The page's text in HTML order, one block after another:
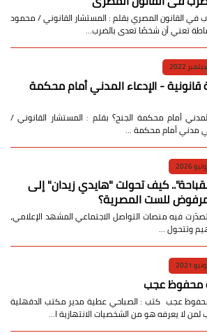
في القانون المصري بقلم : المستشار القانوني / محمود
تعني أن شخصًا تعدى بالضرب…
- الإدعاء المدني أمام محكمة
أمام محكمة الجنح؟ بقلم : المستشار القانوني /
مدني أمام محكمة …
كيف تحولت "هايدي زيدان" إلى
للست المصرية؟
فيه منصات التواصل الاجتماعي المشهد الإعلامي،
وتتحول …
عجب
عجب كتب : الصباحي عطية مدير مكتب الدقهلية
لا يعرفه هو من الشخصيات الانتهازية ا…